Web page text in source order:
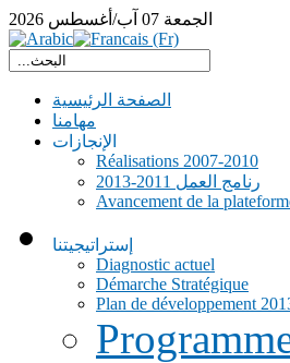
الجمعة 07 آب/أغسطس 2026
الصفحة الرئيسية
مهامنا
الإنجازات
Réalisations 2007-2010
رنامج العمل 2011-2013
Avancement de la
إستراتيجيتنا
Diagnostic actuel
Démarche Stratégique
Plan de développement